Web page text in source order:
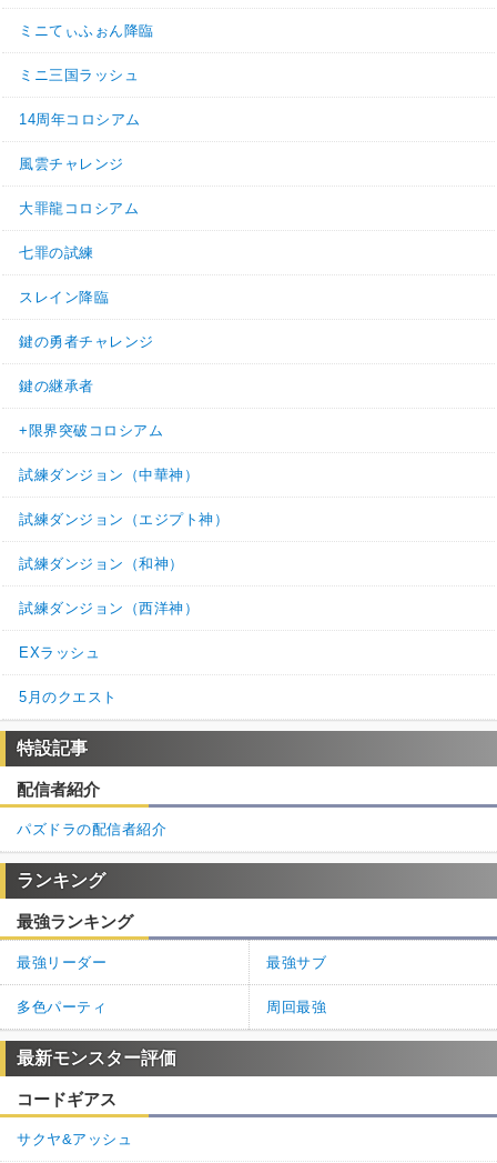
ミニてぃふぉん降臨
ミニ三国ラッシュ
14周年コロシアム
風雲チャレンジ
大罪龍コロシアム
七罪の試練
スレイン降臨
鍵の勇者チャレンジ
鍵の継承者
+限界突破コロシアム
試練ダンジョン（中華神）
試練ダンジョン（エジプト神）
試練ダンジョン（和神）
試練ダンジョン（西洋神）
EXラッシュ
5月のクエスト
特設記事
配信者紹介
パズドラの配信者紹介
ランキング
最強ランキング
最強リーダー 最強サブ
多色パーティ 周回最強
最新モンスター評価
コードギアス
サクヤ&アッシュ